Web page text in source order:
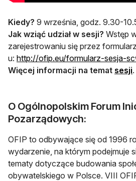
Kiedy? 9 września, godz. 9.30-
Jak wziąć udział w sesji? Wstęp
zarejestrowaniu się przez
u: http://ofip.eu/formularz-sesja-
Więcej informacji na temat sesji.
O Ogólnopolskim Forum
Pozarządowych:
OFIP to odbywające się od 1996
wydarzenie, na którym podejmuje
tematy dotyczące budowania
obywatelskiego w Polsce. VIII